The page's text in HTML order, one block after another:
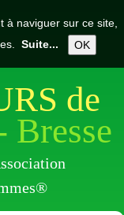
à naviguer sur ce site,
Suite... OK
de
Bresse